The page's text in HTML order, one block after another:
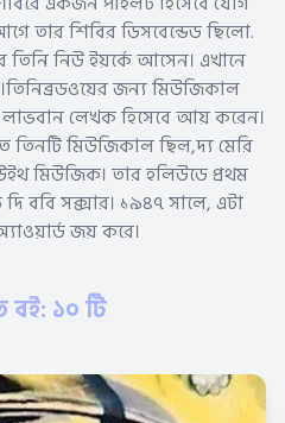
তার শিবির ডিসবেন্ডেড ছিলো.
নিউ ইয়র্কে আসেন। এখানে
জন্য মিউজিকাল
লেখক হিসেবে আয় করেন।
তিনটি মিউজিকাল ছিল,দ্য মেরি
মিউজিক। তার হলিউডে প্রথম
ববি সক্সার। ১৯৪৭ সালে, এটা
জয় করে।
বই: ১০ টি